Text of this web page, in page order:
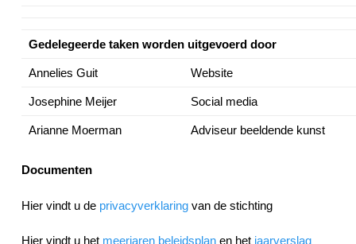
Gedelegeerde takenworden uitgevoerd door
Annelies Guit Website
Josephine Meijer Social media
Arianne Moerman Adviseur beeldende kunst
Documenten
Hier vindt u de privacyverklaringvan de stichting
Hier vindt u het meerjaren beleidsplanen het jaarverslag